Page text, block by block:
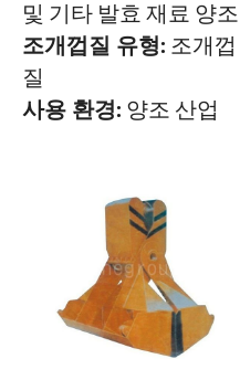
및 기타 발효 재료 양조
조개껍질 유형:조개껍
질
사용 환경:양조 산업